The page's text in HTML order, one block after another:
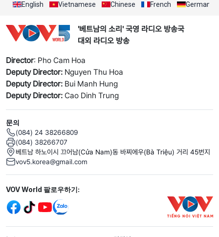
English Vietnamese Chinese French German
'베트남의 소리' 국영 라디오 방송국
대외 라디오 방송
Director: Pho Cam Hoa
Deputy Director: Nguyen Thu Hoa
Deputy Director: Bui Manh Hung
Deputy Director: Cao Dinh Trung
문의
(084) 24 38266809
(084) 38266707
베트남 하노이시 끄어남(Cửa Nam)동 바찌에우(Bà Triệu) 거리 45번지
vov5.korea@gmail.com
Mạng xã hội
VOV World 팔로우하기:
menu footer tiếng Hàn